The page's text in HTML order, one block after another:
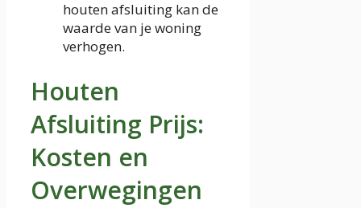
houten afsluiting kan de
waarde van je woning
verhogen.
Houten
Afsluiting Prijs:
Kosten en
Overwegingen